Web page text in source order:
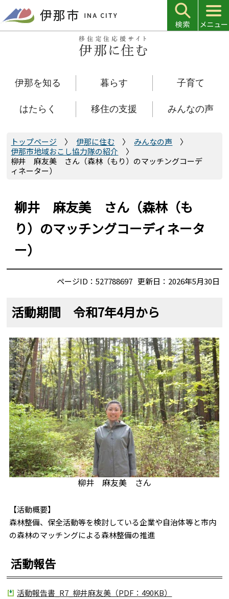
の
ペ
伊那を知る 暮らす 子育て
はたらく 移住の支援 みんなの声
トップページ 伊那に住む
みんなの声
伊那市地域おこし協力隊の紹介
柳井 麻友美 さん（森林（もり）のマッチングコーデ
ィネーター）
柳井 麻友美 さん（森林（も
り）のマッチングコーディネータ
ー）
ページID：527788697 更新日：2026年5月30日
活動期間 令和7年4月から
柳井 麻友美 さん
【活動概要】
森林整備、保全活動等を検討している企業や自治体等と市内
の森林のマッチングによる森林整備の推進
活動報告
活動報告書_R7_柳井麻友美（PDF：490KB）